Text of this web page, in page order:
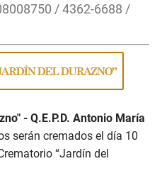
/ 4362-6688 /
- Q.E.P.D. Antonio María
serán cremados el día 10
“Jardín del